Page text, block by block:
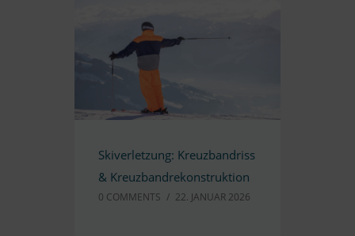
Ski­ver­let­zung: Kreuz­band­riss
& Kreuzbandrekonstruktion
0 COMM­ENTS / 22. JA­NUAR 2026